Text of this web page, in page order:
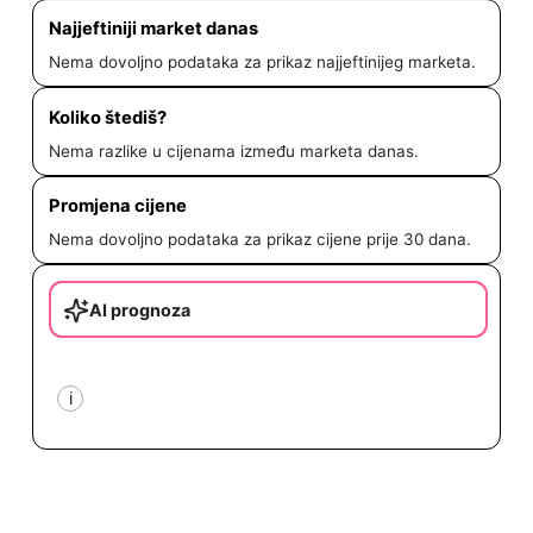
Najjeftiniji market danas
Nema dovoljno podataka za prikaz najjeftinijeg marketa.
Koliko štediš?
Nema razlike u cijenama između marketa danas.
Promjena cijene
Nema dovoljno podataka za prikaz cijene prije 30 dana.
AI prognoza
i